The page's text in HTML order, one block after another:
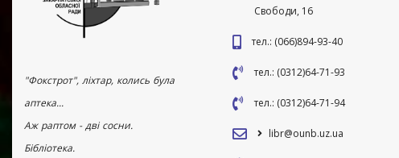
"Фокстрот", ліхтар, колись була
аптека...
Аж раптом - дві сосни.
Бібліотека.
Свободи, 16
тел.: (066)894-93-40
тел.: (0312)64-71-93
тел.: (0312)64-71-94
libr@ounb.uz.ua